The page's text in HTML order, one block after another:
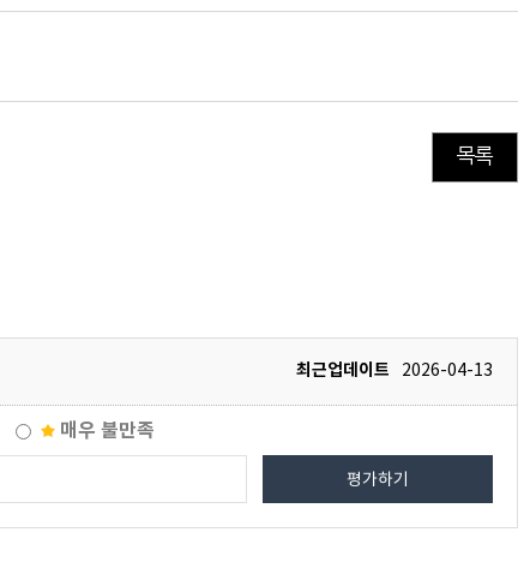
목록
최근업데이트 2026-04-13
매우 불만족
평가하기